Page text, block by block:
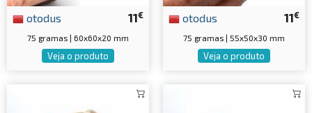
11€
otodus
75 gramas | 60x60x20 mm
Veja o produto
11€
otodus
75 gramas | 55x50x30 mm
Veja o produto